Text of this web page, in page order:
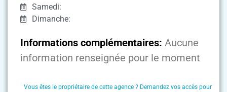
Samedi:
Dimanche:
Informations complémentaires: Aucune
information renseignée pour le moment
Vous êtes le propriétaire de cette agence ? Demandez vos accès pour